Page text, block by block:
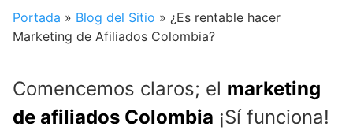
Portada » Blog del Sitio » ¿Es rentable hacer
Marketing de Afiliados Colombia?
Comencemos claros; el marketing
de afiliados Colombia ¡Sí funciona!